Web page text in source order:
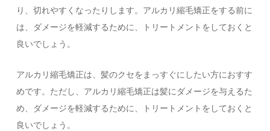
り、切れやすくなったりします。アルカリ縮毛矯正をする前に
は、ダメージを軽減するために、トリートメントをしておくと
良いでしょう。
アルカリ縮毛矯正は、髪のクセをまっすぐにしたい方におすす
めです。ただし、アルカリ縮毛矯正は髪にダメージを与えるた
め、ダメージを軽減するために、トリートメントをしておくと
良いでしょう。